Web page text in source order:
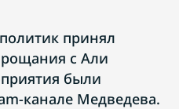
принял
с Али
были
канале Медведева.